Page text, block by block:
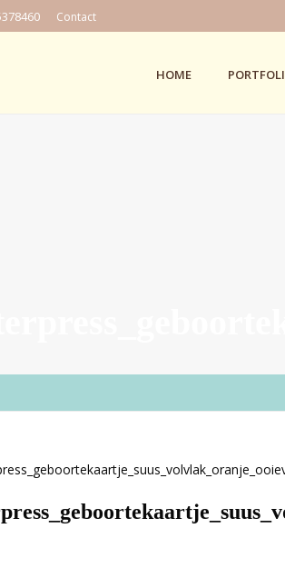
Contact
HOME